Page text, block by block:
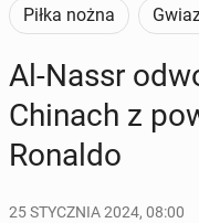
Piłka nożna
Al-Nassr
Chinach z
Ronaldo
25 STYCZNIA 2024, 08:00